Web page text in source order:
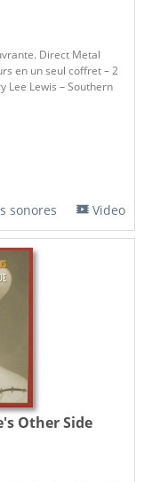
Direct Metal
en un seul coffret – 2
Lee Lewis – Southern
sonores Video
Other Side